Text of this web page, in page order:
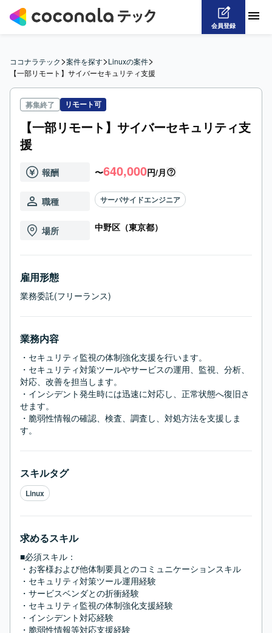
会員登録
ココナラテック>案件を探す>Linuxの案件>
【一部リモート】サイバーセキュリティ支援
募集終了 リモート可
【一部リモート】サイバーセキュリティ支
援
報酬 〜640,000円/月
職種 サーバサイドエンジニア
場所 中野区（東京都）
雇用形態
業務委託(フリーランス)
業務内容
・セキュリティ監視の体制強化支援を行います。
・セキュリティ対策ツールやサービスの運用、監視、分析、
対応、改善を担当します。
・インシデント発生時には迅速に対応し、正常状態へ復旧さ
せます。
・脆弱性情報の確認、検査、調査し、対処方法を支援しま
す。
スキルタグ
Linux
求めるスキル
■必須スキル：
・お客様および他体制要員とのコミュニケーションスキル
・セキュリティ対策ツール運用経験
・サービスベンダとの折衝経験
・セキュリティ監視の体制強化支援経験
・インシデント対応経験
・脆弱性情報等対応支援経験